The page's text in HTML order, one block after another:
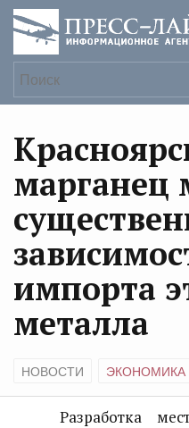
марганец
импорта
металла
НОВОСТИ ЭКОНОМИКА
Разработка